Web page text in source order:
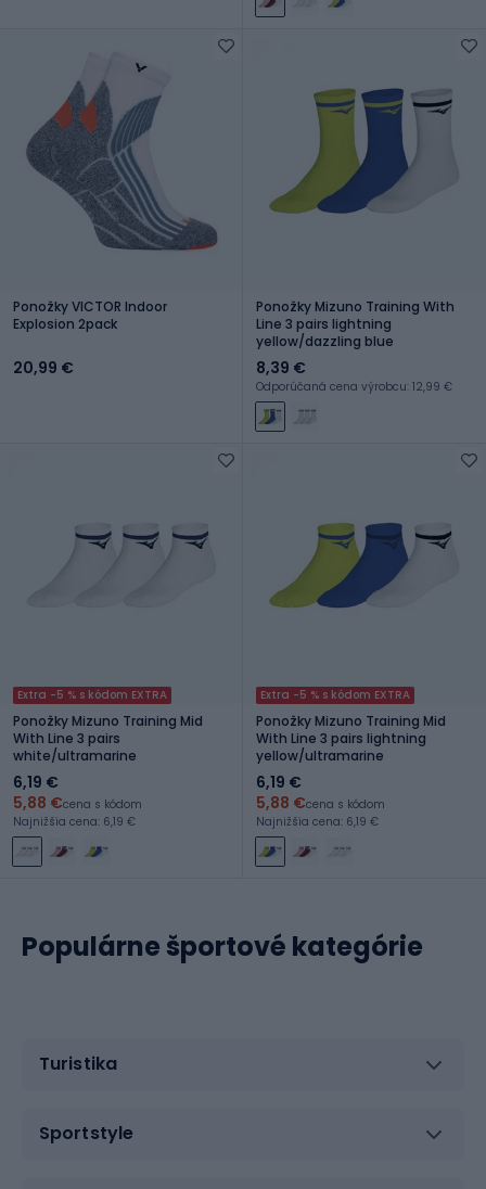
Ponožky VICTOR Indoor
Explosion 2pack
20,99 €
Ponožky Mizuno Training With
Line 3 pairs lightning
yellow/dazzling blue
8,39 €
Odporúčaná cena výrobcu: 12,99 €
Extra -5 % s kódom EXTRA
Ponožky Mizuno Training Mid
With Line 3 pairs
white/ultramarine
6,19 €
5,88 €cena s kódom
Najnižšia cena: 6,19 €
Extra -5 % s kódom EXTRA
Ponožky Mizuno Training Mid
With Line 3 pairs lightning
yellow/ultramarine
6,19 €
5,88 €cena s kódom
Najnižšia cena: 6,19 €
Populárne športové kategórie
Turistika
Sportstyle